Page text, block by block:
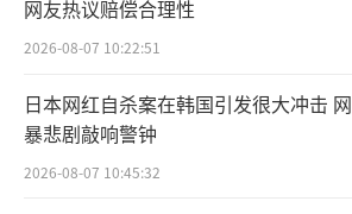
网友热议赔偿合理性
2026-08-07 10:22:51
日本网红自杀案在韩国引发很大冲击 网
暴悲剧敲响警钟
2026-08-07 10:45:32